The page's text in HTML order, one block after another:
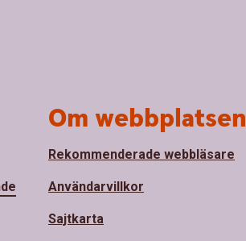
Om webbplatsen
Rekommenderade webbläsare
Användarvillkor
Sajtkarta